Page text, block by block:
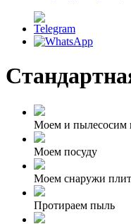
Моем и пылесосим
Моем посуду
Моем снаружи
Протираем пыль